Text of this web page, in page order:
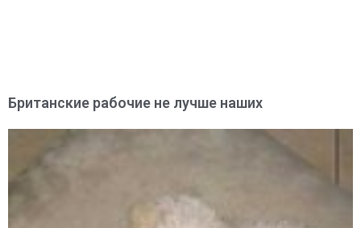
Британские рабочие не лучше наших